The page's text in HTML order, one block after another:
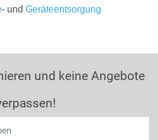
- und Geräteentsorgung
und keine Angebote